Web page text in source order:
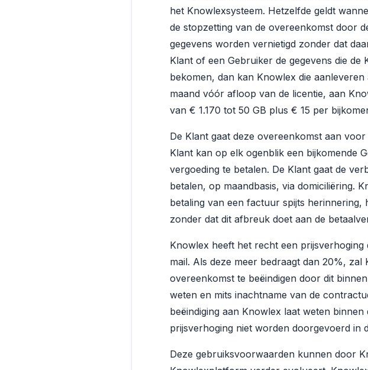
het Knowlexsysteem. Hetzelfde geldt
de stopzetting van de overeenkomst door
gegevens worden vernietigd zonder dat
Klant of een Gebruiker de gegevens die
bekomen, dan kan Knowlex die
maand vóór afloop van de licentie, aan
van € 1.170 tot 50 GB plus € 15 per
De Klant gaat deze overeenkomst aan
Klant kan op elk ogenblik een bijkomende
vergoeding te betalen. De Klant gaat de
betalen, op maandbasis, via domiciliëring.
betaling van een factuur spijts
zonder dat dit afbreuk doet aan de
Knowlex heeft het recht een
mail. Als deze meer bedraagt dan 20%,
overeenkomst te beëindigen door dit
weten en mits inachtname van de
beëindiging aan Knowlex laat weten
prijsverhoging niet worden doorgevoerd in
Deze gebruiksvoorwaarden kunnen door